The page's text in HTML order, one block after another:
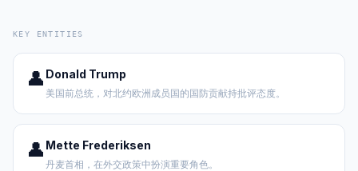
KEY ENTITIES
👤 Donald Trump
美国前总统，对北约欧洲成员国的国防贡献持批评态度。
👤 Mette Frederiksen
丹麦首相，在外交政策中扮演重要角色。